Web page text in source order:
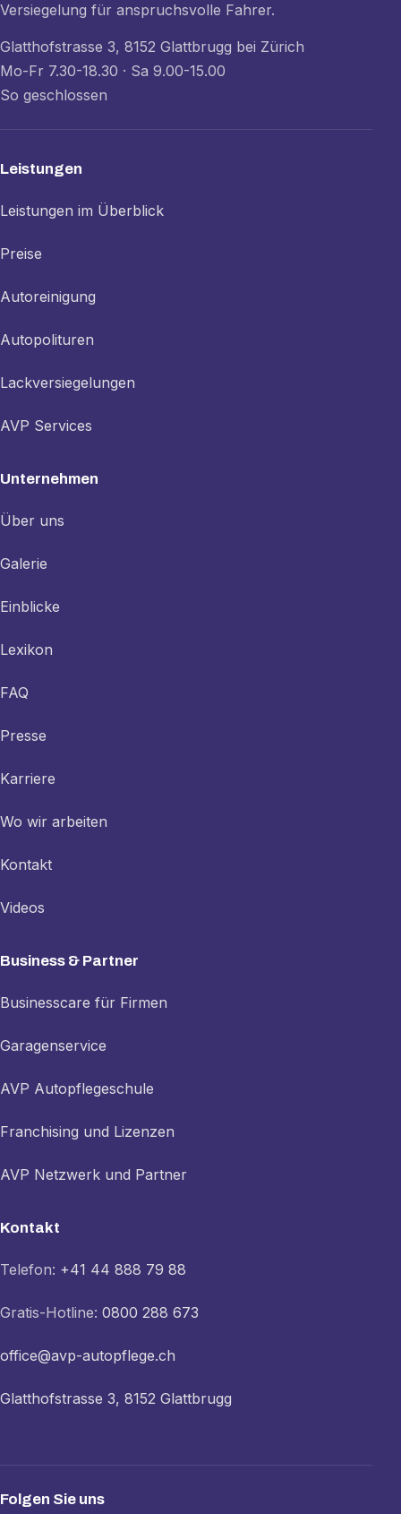
Versiegelung für anspruchsvolle Fahrer.
Glatthofstrasse 3, 8152 Glattbrugg bei Zürich
Mo-Fr 7.30-18.30 · Sa 9.00-15.00
So geschlossen
Leistungen
Leistungen im Überblick
Preise
Autoreinigung
Autopolituren
Lackversiegelungen
AVP Services
Unternehmen
Über uns
Galerie
Einblicke
Lexikon
FAQ
Presse
Karriere
Wo wir arbeiten
Kontakt
Videos
Business & Partner
Businesscare für Firmen
Garagenservice
AVP Autopflegeschule
Franchising und Lizenzen
AVP Netzwerk und Partner
Kontakt
Telefon: +41 44 888 79 88
Gratis-Hotline: 0800 288 673
office@avp-autopflege.ch
Glatthofstrasse 3, 8152 Glattbrugg
Folgen Sie uns